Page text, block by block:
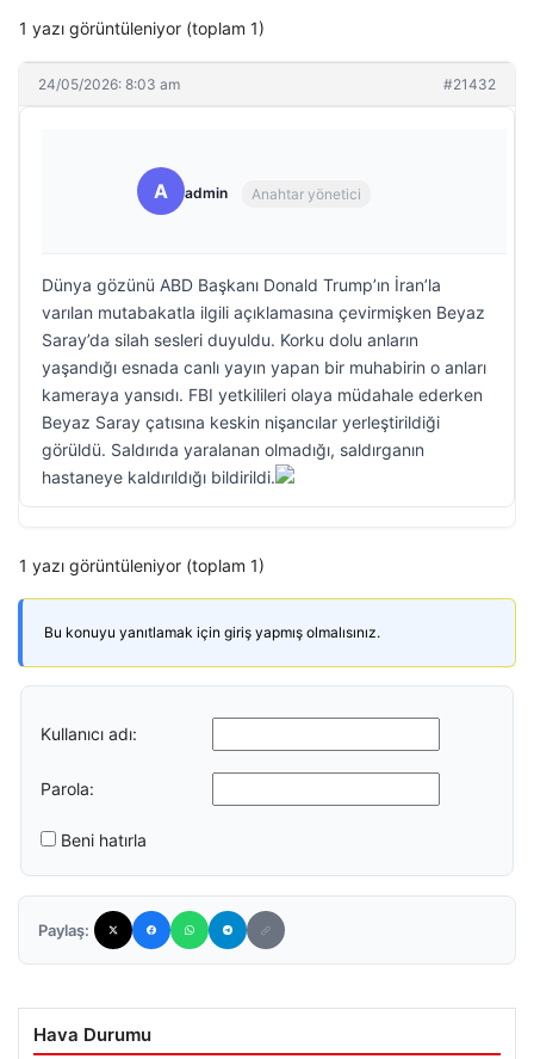
1 yazı görüntüleniyor (toplam 1)
24/05/2026: 8:03 am #21432
A admin Anahtar yönetici
Dünya gözünü ABD Başkanı Donald Trump’ın İran’la
varılan mutabakatla ilgili açıklamasına çevirmişken Beyaz
Saray’da silah sesleri duyuldu. Korku dolu anların
yaşandığı esnada canlı yayın yapan bir muhabirin o anları
kameraya yansıdı. FBI yetkilileri olaya müdahale ederken
Beyaz Saray çatısına keskin nişancılar yerleştirildiği
görüldü. Saldırıda yaralanan olmadığı, saldırganın
hastaneye kaldırıldığı bildirildi.
1 yazı görüntüleniyor (toplam 1)
Bu konuyu yanıtlamak için giriş yapmış olmalısınız.
Kullanıcı adı:
Parola:
Beni hatırla
Paylaş:
Hava Durumu